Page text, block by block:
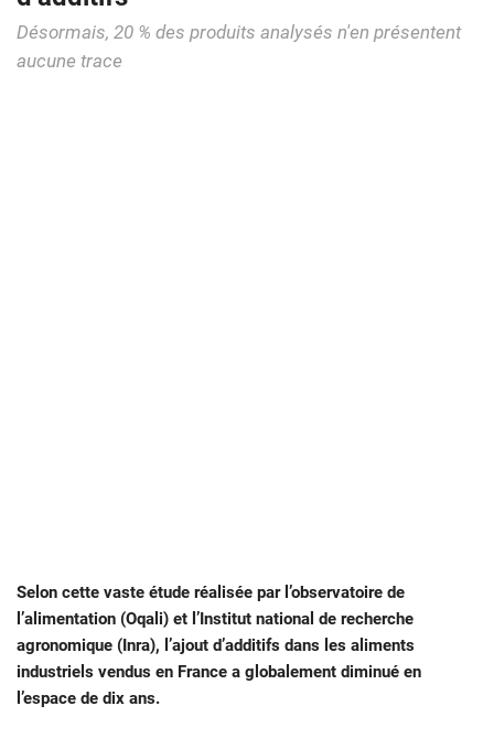
Désormais, 20 % des produits analysés n'en présentent
aucune trace
Selon cette vaste étude réalisée par l’observatoire de
l’alimentation (Oqali) et l’Institut national de recherche
agronomique (Inra), l’ajout d’additifs dans les aliments
industriels vendus en France a globalement diminué en
l’espace de dix ans.